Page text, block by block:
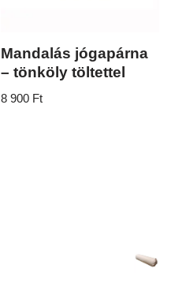
Mandalás jógapárna
– tönköly töltettel
8 900 Ft